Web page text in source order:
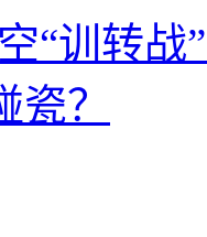
“训转
？